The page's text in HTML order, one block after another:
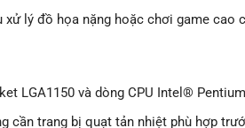
lý đồ họa nặng hoặc chơi game cao
LGA1150 và dòng CPU Intel®
cần trang bị quạt tản nhiệt phù hợp